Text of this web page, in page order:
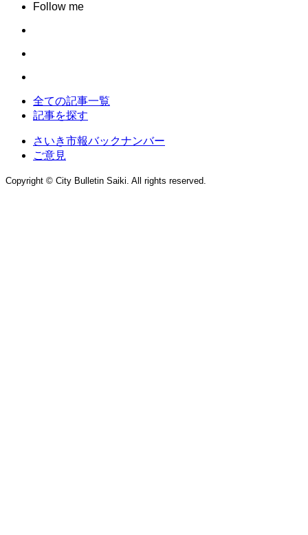
Follow me
全ての記事一覧
記事を探す
さいき市報バックナンバー
ご意見
Copyright © City Bulletin Saiki. All rights reserved.